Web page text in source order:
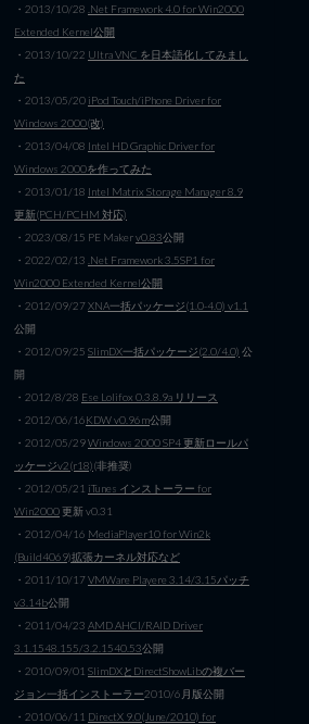
・2013/10/28 .Net Framework 4.0 for Win2000
Extended Kernel公開
・2013/10/22 Ultra VNC を日本語化してみまし
た
・2013/05/20 iPod Touch/iPhone Driver for
Windows 2000(改)
・2013/04/08 Intel HD Graphic Driver for
Windows 2000を作ってみた
・2013/01/18 Intel Matrix Storage Manager 8.9
更新(PCH/PCHM 対応)
・2023/08/15 PE Makerv0.83公開
・2022/02/13 .Net Framework 3.5SP1 for
Win2000 Extended Kernel公開
・2012/09/27XNA一括パッケージ(1.0-4.0) v1.1
公開
・2012/09/25 SlimDX一括パッケージ(2.0/4.0) 公
開
・2012/8/28 Ese Lolifox 0.3.8.9a リリース
・2012/06/16KDW v0.96m公開
・2012/05/29Windows 2000 SP4 更新ロールパ
ッケージv2(r18)(非推奨)
・2012/05/21 iTunes インストーラー for
Win2000更新 v0.31
・2012/04/16 MediaPlayer10 for Win2k
(Build4069)拡張カーネル対応など
・2011/10/17VMWare Playere 3.14/3.15パッチ
v3.14b公開
・2011/04/23 AMD AHCI/RAID Driver
3.1.1548.155/3.2.1540.53公開
・2010/09/01 SlimDXとDirectShowLibの複バー
ジョン一括インストーラー2010/6月版公開
・2010/06/11 DirectX 9.0(June/2010) for